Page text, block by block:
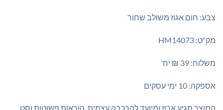
צבע: חום אגוז משולב שחור
מק"ט: HM14073
משלוח: 39 ₪ יח'
אספקה: 10 ימי עסקים
המוצר מגיע ארוז ומיועד להרכבה עצמית. הוראות פשוטות וסט